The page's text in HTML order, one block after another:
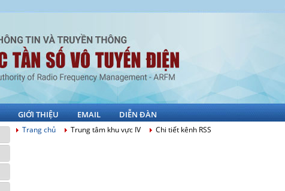
GIỚI THIỆU EMAIL
DIỄN ĐÀN
Trang chủ Trung tâm khu vực IV Chi tiết kênh RSS